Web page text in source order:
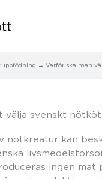
Varför ska man
välja svenskt
nötkreatur kan
ingen mat